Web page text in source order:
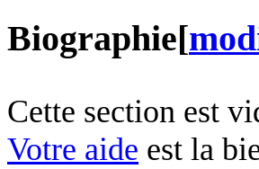
Biographie[
Cette section est
Votre aide est la